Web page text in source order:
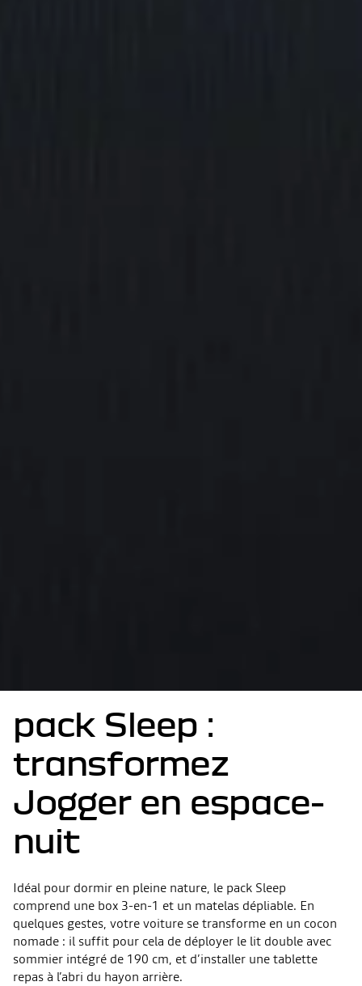
pack Sleep :
transformez
Jogger en espace-
nuit
Idéal pour dormir en pleine nature, le pack Sleep
comprend une box 3-en-1 et un matelas dépliable. En
quelques gestes, votre voiture se transforme en un cocon
nomade : il suffit pour cela de déployer le lit double avec
sommier intégré de 190 cm, et d’installer une tablette
repas à l’abri du hayon arrière.